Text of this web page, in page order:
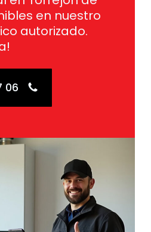
en nuestro
autorizado.
06